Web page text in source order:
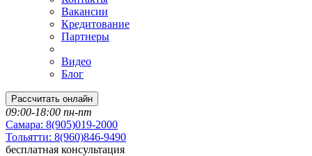
Вакансии
Кредитование
Партнеры
Видео
Блог
Рассчитать онлайн
09:00-18:00 пн-пт
Самара: 8(905)019-2000
Тольятти: 8(960)846-9490
бесплатная консультация